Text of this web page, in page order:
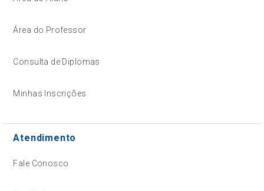
Área do Professor
Consulta de Diplomas
Minhas Inscrições
Atendimento
Fale Conosco